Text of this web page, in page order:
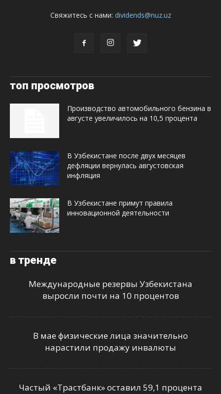
Свяжитесь с нами: dividends@nuz.uz
топ просмотров
Производство автомобильного бензина в
августе увеличилось на 10,5 процента
В Узбекистане после двух месяцев
дефляции вернулась августовская
инфляция
В Узбекистане примут правила
инновационной деятельности
в тренде
Международные резервы Узбекистана
выросли почти на 10 процентов
В мае физические лица значительно
нарастили продажу инвалюты
Частый «Трастбанк» оставил 59,1 процента